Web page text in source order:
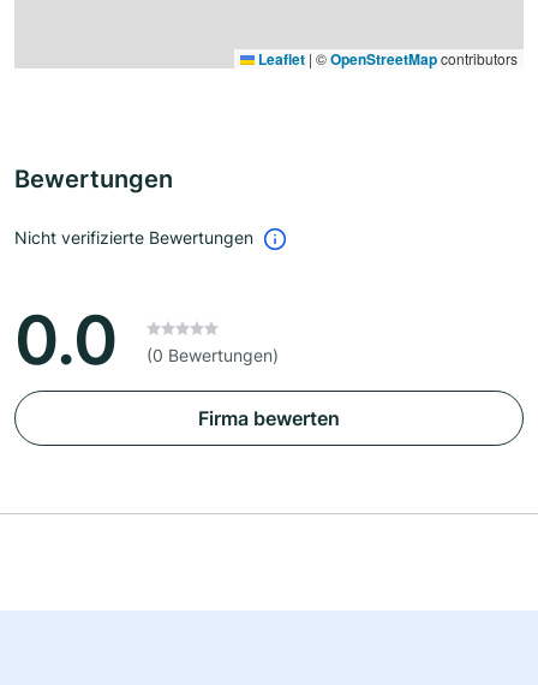
Leaflet | ©OpenStreetMapcontributors
Bewertungen
Nicht verifizierte Bewertungen
0.0 (0 Bewertungen)
Firma bewerten